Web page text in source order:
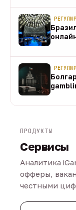
ПРОДУКТЫ
Сервисы
Аналитика
офферы,
честными